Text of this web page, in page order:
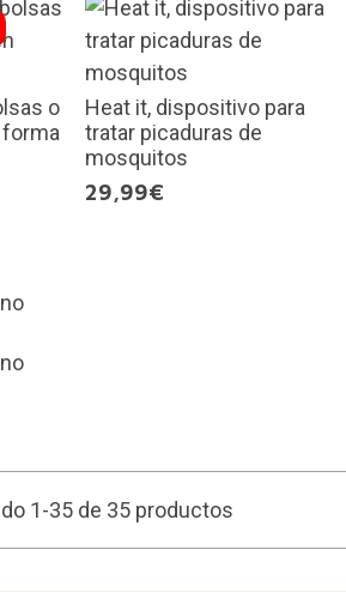
o
Heat it, dispositivo para
tratar picaduras de
mosquitos
29,99€
1-35 de 35 productos